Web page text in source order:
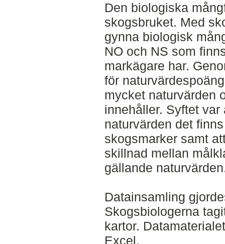
Den biologiska
skogsbruket. Med
gynna biologisk
NO och NS som
markägare har.
för
mycket naturvärden
innehåller. Syftet
naturvärden det
skogsmarker samt
skillnad mellan
gällande
Datainsamling
Skogsbiologerna
kartor.
Excel.